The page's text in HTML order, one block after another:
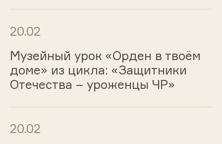
20.02
Музейный урок «Орден в твоём
доме» из цикла: «Защитники
Отечества – уроженцы ЧР»
20.02